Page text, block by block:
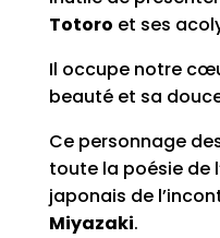
Totoro et ses
Il occupe notre
beauté et sa
Ce personnage
toute la poésie de
japonais de
Miyazaki.